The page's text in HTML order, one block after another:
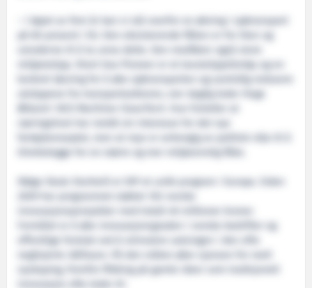
– I løpet av fem år kan vi stå overfor en økning i sjøtransport
umoderne til å ta unna dette. Den medfører også store
miljøutslipp. Short Sea Pioneer er et lavutslippsfartøy og en
konkret løsning for å øke sjøtransporten og samtidig redusere
utslippene fra transportsektoren, sier daglig leder Hege
næringslivet har meldt sin interesse for det nye
fartøykonseptet, men at mye er avhengig av politisk vilje til å
tilrettelegge for en større og mer miljøvennlig flåte.
Ifølge Skule Storheill er DIP et unikt program i Europa. Siden
2009 har programmet støttet 102 norske
Formålet er å øke innovasjonsgraden i norske bedrifter og
offentlige foretak ved å stimulere satsingen i den ofte
neglisjerte idéfasen. På den måten øker sjansen for reell
nyskaping, fremfor flikking på gamle ideer som tradisjonell